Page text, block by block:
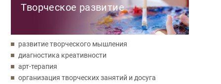
Творческое развитие
развитие творческого мышления
диагностика креативности
арт-терапия
организация творческих занятий и досуга